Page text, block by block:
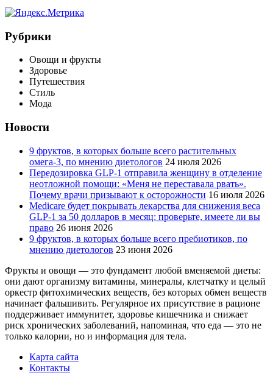
Рубрики
Овощи и фрукты
Здоровье
Путешествия
Стиль
Мода
Новости
9 фруктов, в которых больше всего растительных
омега-3, по мнению диетологов 24 июля 2026
Передозировка GLP-1 отправила женщину в отделение
неотложной помощи: «Меня не переставала рвать».
Почему врачи призывают к осторожности 16 июля 2026
Medicare будет покрывать лекарства для снижения веса
GLP-1 за 50 долларов в месяц: проверьте, имеете ли вы
право 26 июня 2026
9 фруктов, в которых больше всего пребиотиков, по
мнению диетологов 23 июня 2026
Фрукты и овощи — это фундамент любой вменяемой диеты:
они дают организму витамины, минералы, клетчатку и целый
оркестр фитохимических веществ, без которых обмен веществ
начинает фальшивить. Регулярное их присутствие в рационе
поддерживает иммунитет, здоровье кишечника и снижает
риск хронических заболеваний, напоминая, что еда — это не
только калории, но и информация для тела.
Карта сайта
Контакты